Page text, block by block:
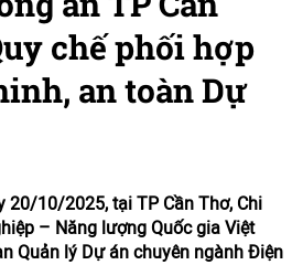
chế phối hợp
an toàn Dự
20/10/2025, tại TP Cần Thơ, Chi
– Năng lượng Quốc gia Việt
Quản lý Dự án chuyên ngành Điện